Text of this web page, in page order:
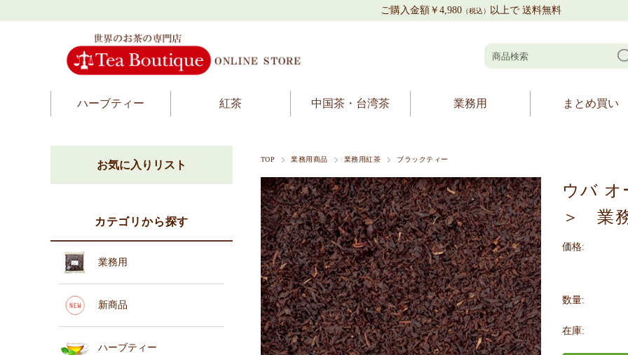
ご購入金額￥4,980 （税込） 以上で 送料無料
ハーブティー 紅茶 中国茶・台湾茶 業務用 まとめ買い
TOP 業務用商品 業務用紅茶 ブラックティー
ウバ オ
＞ 業
価格:
数量:
在庫:
お気に入りリスト
カテゴリから探す
業務用
新商品
ハーブティー